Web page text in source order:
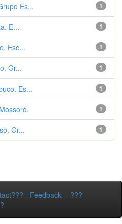
1
Es...
1
E...
1
Esc...
1
Gr...
1
Es...
1
1
Gr...
- Feedback - ???